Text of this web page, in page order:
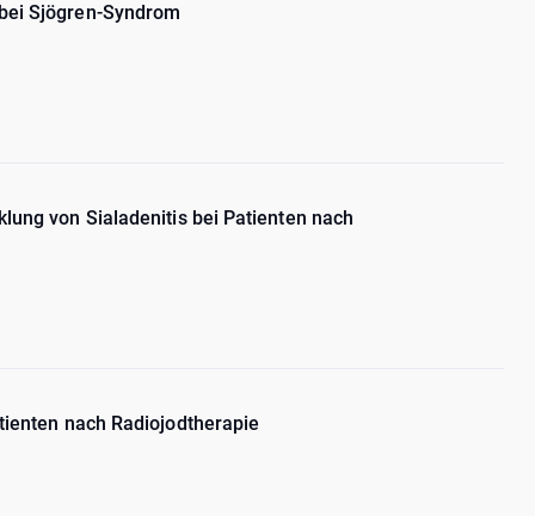
Sjögren-Syndrom
von Sialadenitis bei Patienten nach
nach Radiojodtherapie